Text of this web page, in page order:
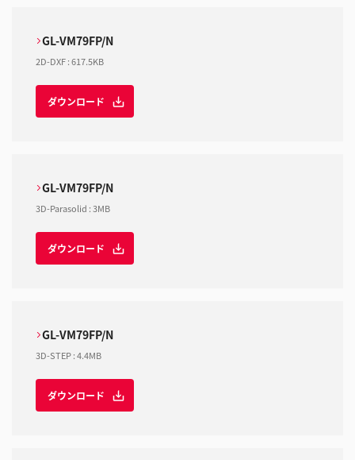
GL-VM79FP/N
2D-DXF:617.5KB
ダウンロード
GL-VM79FP/N
3D-Parasolid :3MB
ダウンロード
GL-VM79FP/N
3D-STEP:4.4MB
ダウンロード